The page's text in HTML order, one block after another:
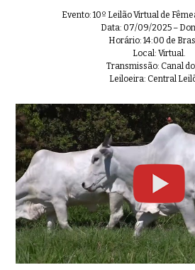
Evento: 10º Leilão Virtual de
Data: 07/09/2025 –
Horário: 14:00 de
Local: Virtual.
Transmissão: Canal
Leiloeira: Central